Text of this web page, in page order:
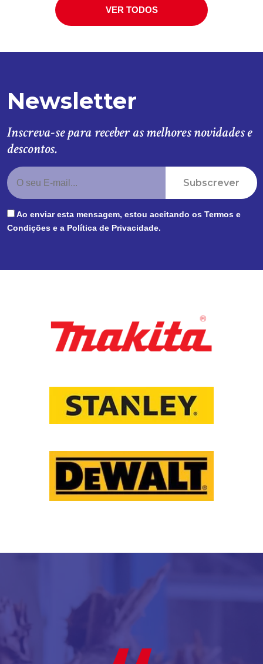
VER TODOS
Newsletter
Inscreva-se para receber as melhores novidades e
descontos.
Subscrever
Ao enviar esta mensagem, estou aceitando os Termos e
Condições e a Política de Privacidade.